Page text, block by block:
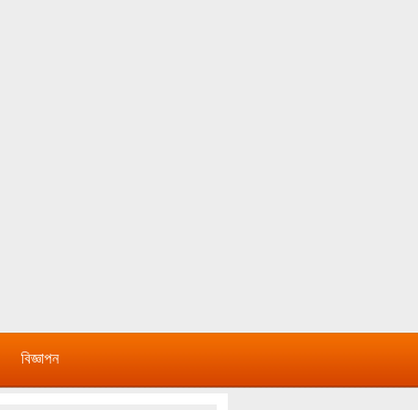
বিজ্ঞাপন